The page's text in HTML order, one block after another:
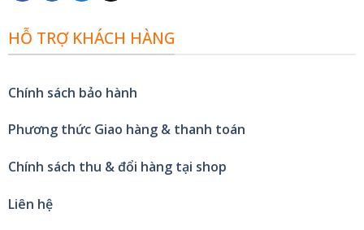
HỖ TRỢ KHÁCH HÀNG
Chính sách bảo hành
Phương thức Giao hàng & thanh toán
Chính sách thu & đổi hàng tại shop
Liên hệ